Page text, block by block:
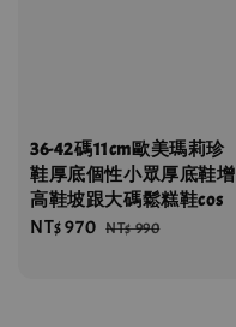
36-42碼11cm歐美瑪莉珍
鞋厚底個性小眾厚底鞋增
高鞋坡跟大碼鬆糕鞋cos
Sale
NT$ 970 Regular
NT$ 990